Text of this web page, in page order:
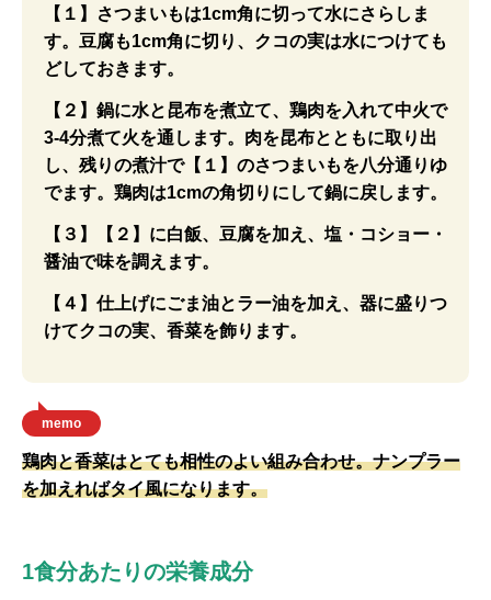
【１】さつまいもは1cm角に切って水にさらしま
す。豆腐も1cm角に切り、クコの実は水につけても
どしておきます。
【２】鍋に水と昆布を煮立て、鶏肉を入れて中火で
3-4分煮て火を通します。肉を昆布とともに取り出
し、残りの煮汁で【１】のさつまいもを八分通りゆ
でます。鶏肉は1cmの角切りにして鍋に戻します。
【３】【２】に白飯、豆腐を加え、塩・コショー・
醤油で味を調えます。
【４】仕上げにごま油とラー油を加え、器に盛りつ
けてクコの実、香菜を飾ります。
memo
鶏肉と香菜はとても相性のよい組み合わせ。ナンプラー
を加えればタイ風になります。
1食分あたりの栄養成分